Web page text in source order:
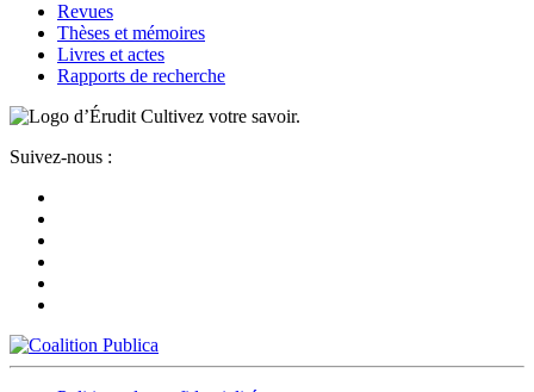
Revues
Thèses et mémoires
Livres et actes
Rapports de recherche
Cultivez votre savoir.
Suivez-nous :